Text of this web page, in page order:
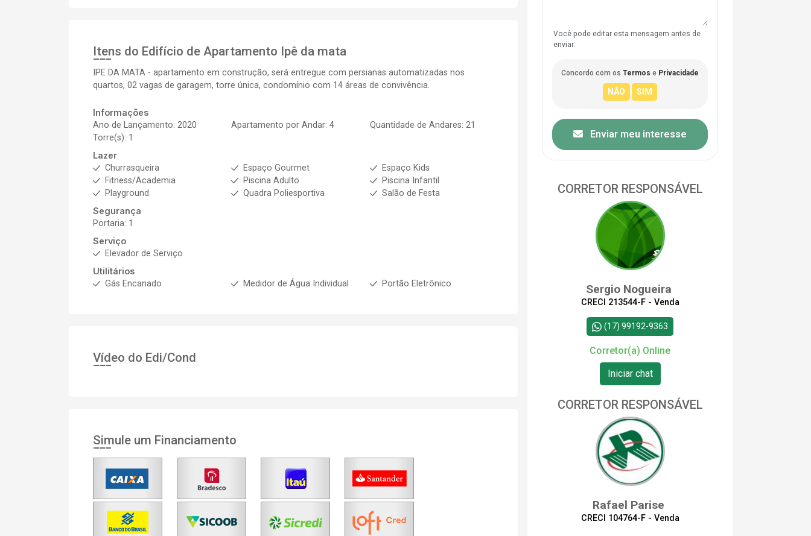
Itens do Edifício de Apartamento Ipê da mata
IPE DA MATA - apartamento em construção, será entregue com persianas automatizadas nos
quartos, 02 vagas de garagem, torre única, condomínio com 14 áreas de convivência.
Informações
Ano de Lançamento: 2020
Apartamento por Andar: 4
Quantidade de Andares: 21
Torre(s): 1
Lazer
Churrasqueira
Espaço Gourmet
Espaço Kids
Fitness/Academia
Piscina Adulto
Piscina Infantil
Playground
Quadra Poliesportiva
Salão de Festa
Segurança
Portaria: 1
Serviço
Elevador de Serviço
Utilitários
Gás Encanado
Medidor de Água Individual Portão Eletrônico
Vídeo do Edi/Cond
Simule um Financiamento
Você pode editar esta mensagem antes de
enviar.
Concordo com os Termos e Privacidade
Enviar meu interesse
CORRETOR RESPONSÁVEL
Sergio Nogueira
CRECI 213544-F - Venda
(17) 99192-9363
Corretor(a) Online
Iniciar chat
CORRETOR RESPONSÁVEL
Rafael Parise
CRECI 104764-F - Venda